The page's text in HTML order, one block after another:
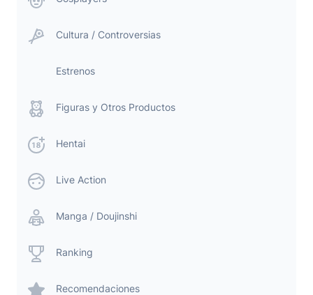
Cultura / Controversias
Estrenos
Figuras y Otros Productos
Hentai
Live Action
Manga / Doujinshi
Ranking
Recomendaciones